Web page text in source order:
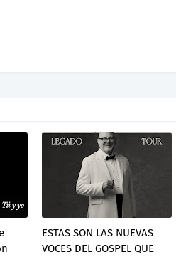
ESTAS SON LAS NUEVAS
VOCES DEL GOSPEL QUE